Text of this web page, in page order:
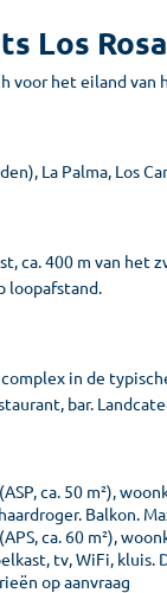
Los
voor het eiland
La Palma, Los
ca. 400 m van het
loopafstand.
in de
bar.
ca. 50 m²),
Balkon.
ca. 60 m²),
tv, WiFi, kluis.
op aanvraag